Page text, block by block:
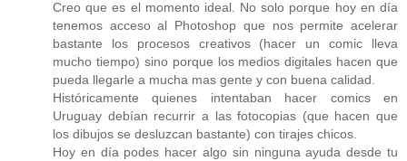
Creo que es el momento ideal. No solo porque hoy en día
tenemos acceso al Photoshop que nos permite acelerar
bastante los procesos creativos (hacer un comic lleva
mucho tiempo) sino porque los medios digitales hacen que
pueda llegarle a mucha mas gente y con buena calidad.
Históricamente quienes intentaban hacer comics en
Uruguay debían recurrir a las fotocopias (que hacen que
los dibujos se desluzcan bastante) con tirajes chicos.
Hoy en día podes hacer algo sin ninguna ayuda desde tu